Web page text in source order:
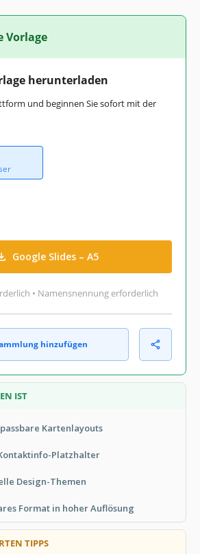
Vorlage
herunterladen
und beginnen Sie sofort mit der
Google Slides – A5
• Namensnennung erforderlich
hinzufügen
IST
Kartenlayouts
Platzhalter
Design-Themen
Format in hoher Auflösung
TIPPS